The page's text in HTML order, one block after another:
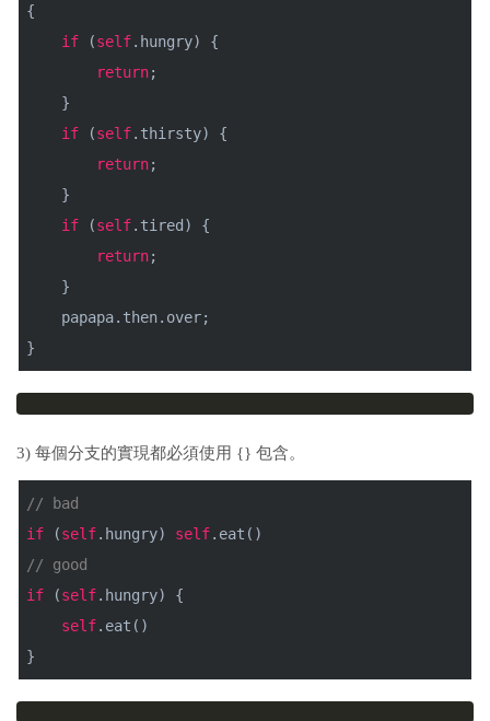
{
if (self.hungry) {
return;
}
if (self.thirsty) {
return;
}
if (self.tired) {
return;
}
papapa.then.over;
}
3) 每個分支的實現都必須使用 {} 包含。
// bad
if (self.hungry) self.eat()
// good
if (self.hungry) {
self.eat()
}